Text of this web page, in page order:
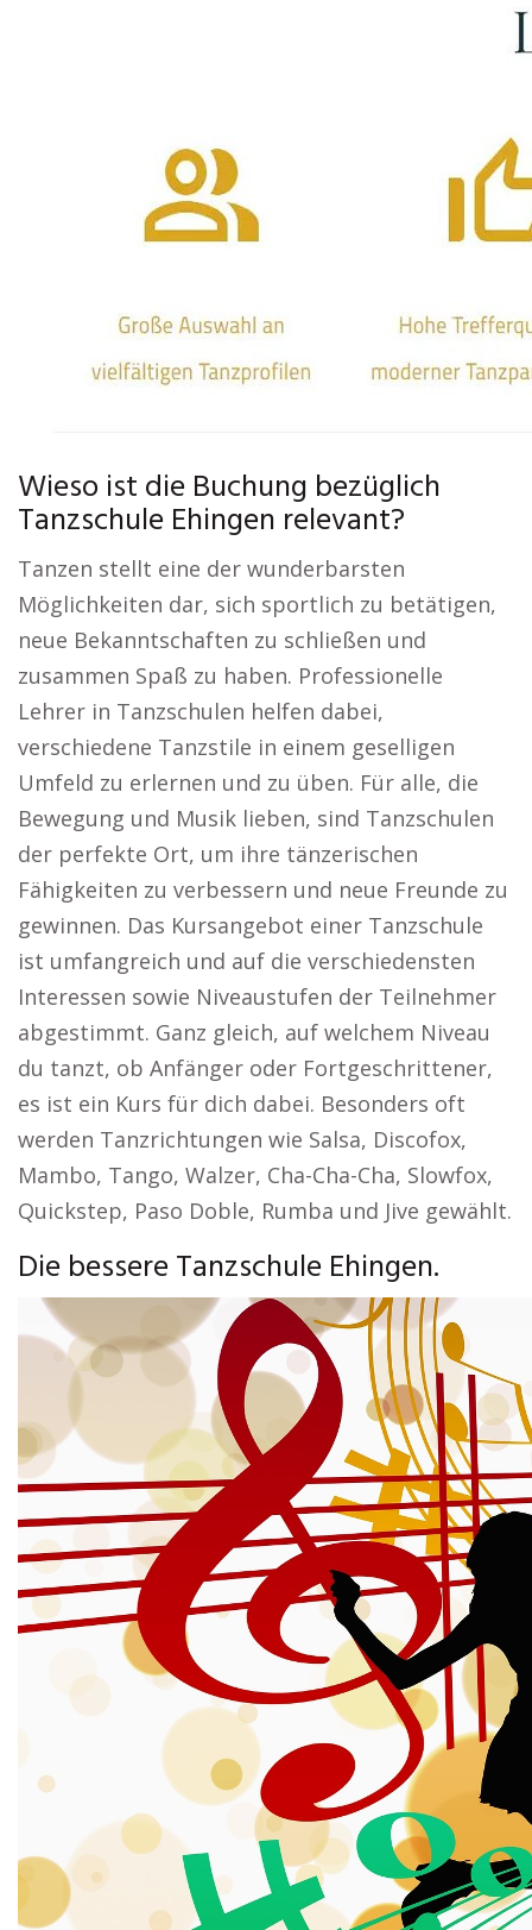
Wieso ist die Buchung bezüglich
Tanzschule Ehingen relevant?
Tanzen stellt eine der wunderbarsten
Möglichkeiten dar, sich sportlich zu betätigen,
neue Bekanntschaften zu schließen und
zusammen Spaß zu haben. Professionelle
Lehrer in Tanzschulen helfen dabei,
verschiedene Tanzstile in einem geselligen
Umfeld zu erlernen und zu üben. Für alle, die
Bewegung und Musik lieben, sind Tanzschulen
der perfekte Ort, um ihre tänzerischen
Fähigkeiten zu verbessern und neue Freunde zu
gewinnen. Das Kursangebot einer Tanzschule
ist umfangreich und auf die verschiedensten
Interessen sowie Niveaustufen der Teilnehmer
abgestimmt. Ganz gleich, auf welchem Niveau
du tanzt, ob Anfänger oder Fortgeschrittener,
es ist ein Kurs für dich dabei. Besonders oft
werden Tanzrichtungen wie Salsa, Discofox,
Mambo, Tango, Walzer, Cha-Cha-Cha, Slowfox,
Quickstep, Paso Doble, Rumba und Jive gewählt.
Die bessere Tanzschule Ehingen.